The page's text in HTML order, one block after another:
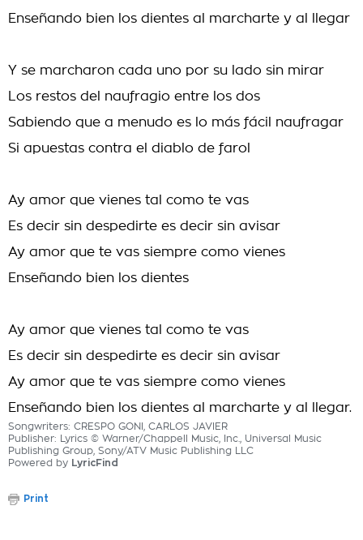
Enseñando bien los dientes al marcharte y al llegar
Y se marcharon cada uno por su lado sin mirar
Los restos del naufragio entre los dos
Sabiendo que a menudo es lo más fácil naufragar
Si apuestas contra el diablo de farol
Ay amor que vienes tal como te vas
Es decir sin despedirte es decir sin avisar
Ay amor que te vas siempre como vienes
Enseñando bien los dientes
Ay amor que vienes tal como te vas
Es decir sin despedirte es decir sin avisar
Ay amor que te vas siempre como vienes
Enseñando bien los dientes al marcharte y al llegar.
Songwriters: CRESPO GONI, CARLOS JAVIER
Publisher: Lyrics © Warner/Chappell Music, Inc., Universal Music
Publishing Group, Sony/ATV Music Publishing LLC
Powered by LyricFind
Print